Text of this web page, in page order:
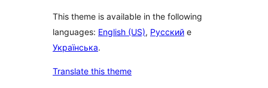
This theme is available in the following
languages: English (US), Русский e
Українська.
Translate this theme